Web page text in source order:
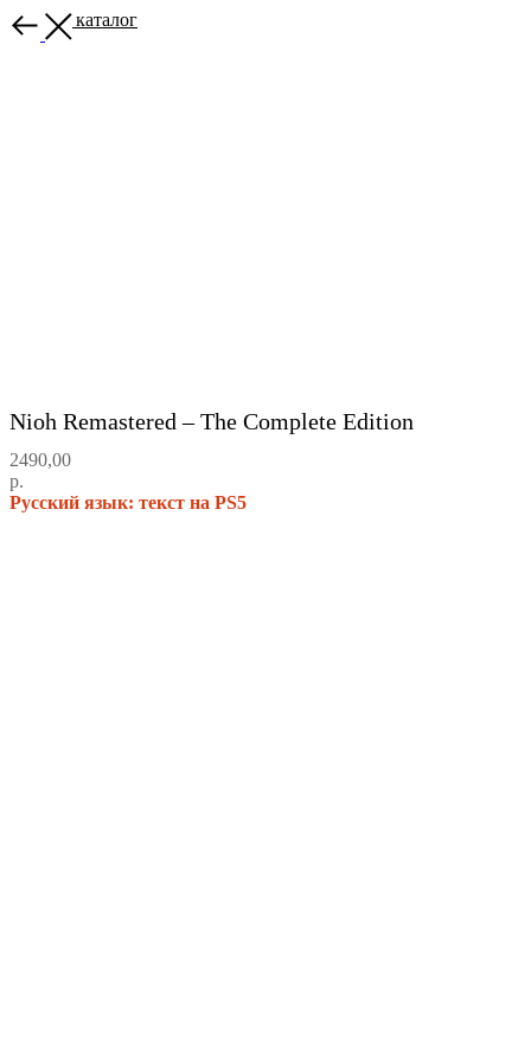
Назад в каталог
Nioh Remastered – The Complete Edition
2490,00
р.
Русский язык: текст на PS5